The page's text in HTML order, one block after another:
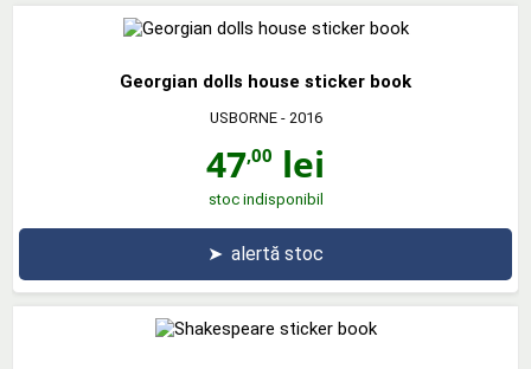
Georgian dolls house sticker book
USBORNE- 2016
47,00 lei
stoc indisponibil
➤ alertă stoc